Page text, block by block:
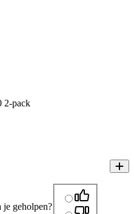
2-pack
je geholpen?